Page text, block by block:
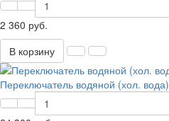
2 360 руб.
В корзину
Переключатель водяной (хол. вода)